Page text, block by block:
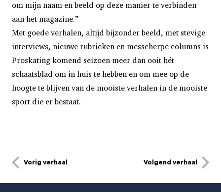
om mijn naam en beeld op deze manier te verbinden
aan het magazine.”
Met goede verhalen, altijd bijzonder beeld, met stevige
interviews, nieuwe rubrieken en messcherpe columns is
Proskating komend seizoen meer dan ooit hét
schaatsblad om in huis te hebben en om mee op de
hoogte te blijven van de mooiste verhalen in de mooiste
sport die er bestaat.
Vorig verhaal Volgend verhaal